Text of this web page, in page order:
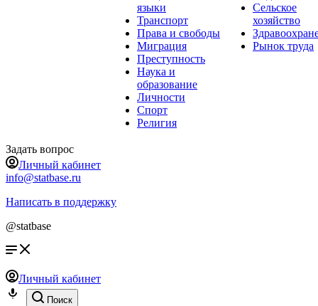
языки
Транспорт
Права и свободы
Миграция
Преступность
Наука и
образование
Личности
Спорт
Религия
Сельское
хозяйство
Рынок труда
Задать вопрос
Личный кабинет
info@statbase.ru
Написать в поддержку
@statbase
Личный кабинет
Поиск